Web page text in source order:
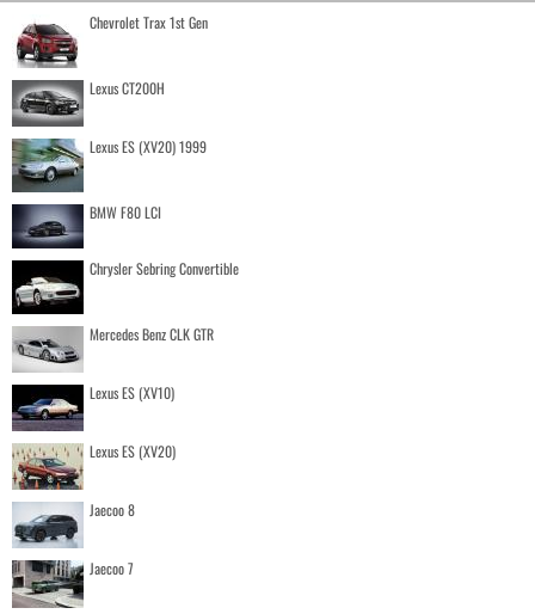
Chevrolet Trax 1st Gen
Lexus CT200H
Lexus ES (XV20) 1999
BMW F80 LCI
Chrysler Sebring Convertible
Mercedes Benz CLK GTR
Lexus ES (XV10)
Lexus ES (XV20)
Jaecoo 8
Jaecoo 7